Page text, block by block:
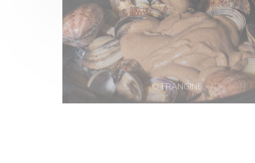
© FRANGINE